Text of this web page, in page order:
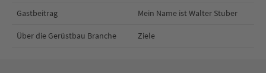
Gastbeitrag Mein Name ist Walter Stuber
Über die Gerüstbau Branche Ziele